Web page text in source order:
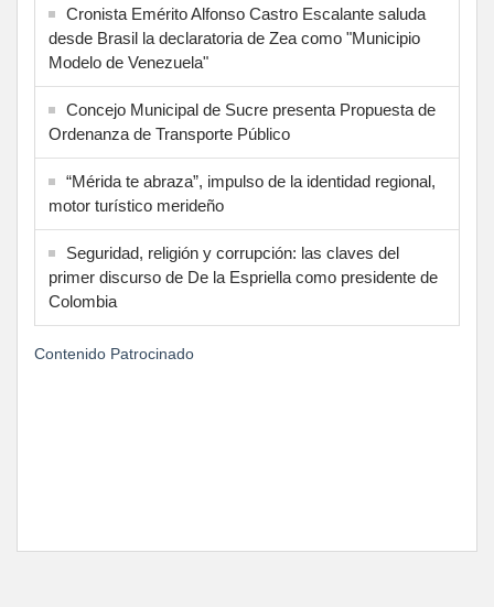
Cronista Emérito Alfonso Castro Escalante saluda
desde Brasil la declaratoria de Zea como "Municipio
Modelo de Venezuela"
Concejo Municipal de Sucre presenta Propuesta de
Ordenanza de Transporte Público
“Mérida te abraza”, impulso de la identidad regional,
motor turístico merideño
Seguridad, religión y corrupción: las claves del
primer discurso de De la Espriella como presidente de
Colombia
Contenido Patrocinado